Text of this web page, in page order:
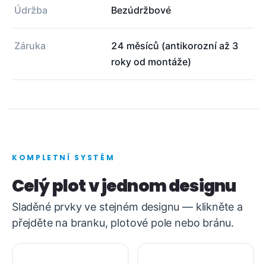
Údržba Bezúdržbové
Záruka
24 měsíců (antikorozní až 3
roky od montáže)
KOMPLETNÍ SYSTÉM
Celý plot v jednom designu
Sladěné prvky ve stejném designu — klikněte a
přejděte na branku, plotové pole nebo bránu.